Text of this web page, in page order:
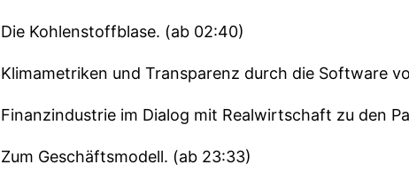
Die Kohlenstoffblase. (ab 02:40)
Klimametriken und Transparenz durch die Software
Finanzindustrie im Dialog mit Realwirtschaft zu den
Zum Geschäftsmodell. (ab 23:33)